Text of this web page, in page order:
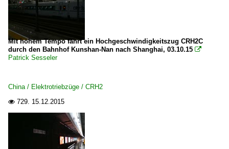
Mit hohem Tempo fährt ein Hochgeschwindigkeitszug CRH2C
durch den Bahnhof Kunshan-Nan nach Shanghai, 03.10.15 
Patrick Sesseler
China / Elektrotriebzüge / CRH2
 729. 15.12.2015